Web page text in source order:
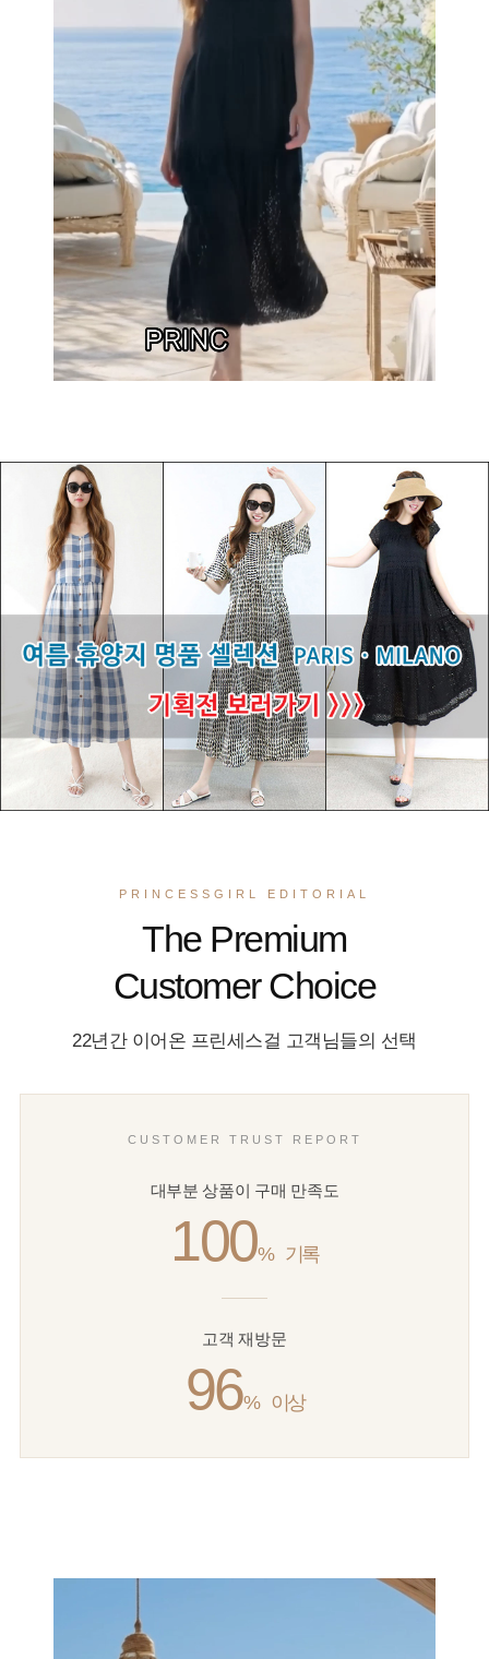
PRINCESSGIRL EDITORIAL
The Premium
Customer Choice
22년간 이어온 프린세스걸 고객님들의 선택
CUSTOMER TRUST REPORT
대부분 상품이 구매 만족도
100% 기록
고객 재방문
96% 이상